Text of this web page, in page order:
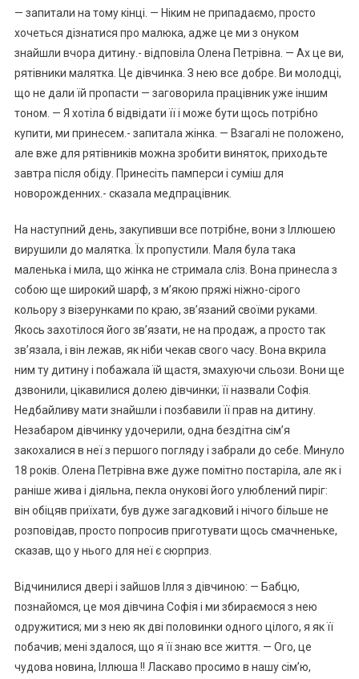
— запитали на тому кінці. — Ніким не припадаємо, просто
хочеться дізнатися про малюка, адже це ми з онуком
знайшли вчора дитину.- відповіла Олена Петрівна. — Ах це ви,
рятівники малятка. Це дівчинка. З нею все добре. Ви молодці,
що не дали їй пропасти — заговорила працівник уже іншим
тоном. — Я хотіла б відвідати її і може бути щось потрібно
купити, ми принесем.- запитала жінка. — Взагалі не положено,
але вже для рятівників можна зробити виняток, приходьте
завтра після обіду. Принесіть памперси і суміш для
новорожденних.- сказала медпрацівник.
На наступний день, закупивши все потрібне, вони з Іллюшею
вирушили до малятка. Їх пропустили. Маля була така
маленька і мила, що жінка не стримала сліз. Вона принесла з
собою ще широкий шарф, з м’якою пряжі ніжно-сірого
кольору з візерунками по краю, зв’язаний своїми руками.
Якось захотілося його зв’язати, не на продаж, а просто так
зв’язала, і він лежав, як ніби чекав свого часу. Вона вкрила
ним ту дитину і побажала їй щастя, змахуючи сльози. Вони ще
дзвонили, цікавилися долею дівчинки; її назвали Софія.
Недбайливу мати знайшли і позбавили її прав на дитину.
Незабаром дівчинку удочерили, одна бездітна сім’я
закохалися в неї з першого погляду і забрали до себе. Минуло
18 років. Олена Петрівна вже дуже помітно постаріла, але як і
раніше жива і діяльна, пекла онукові його улюблений пиріг:
він обіцяв приїхати, був дуже загадковий і нічого більше не
розповідав, просто попросив приготувати щось смачненьке,
сказав, що у нього для неї є сюрприз.
Відчинилися двері і зайшов Ілля з дівчиною: — Бабцю,
познайомся, це моя дівчина Софія і ми збираємося з нею
одружитися; ми з нею як дві половинки одного цілого, я як її
побачив; мені здалося, що я її знаю все життя. — Ого, це
чудова новина, Іллюша !! Ласкаво просимо в нашу сім’ю,